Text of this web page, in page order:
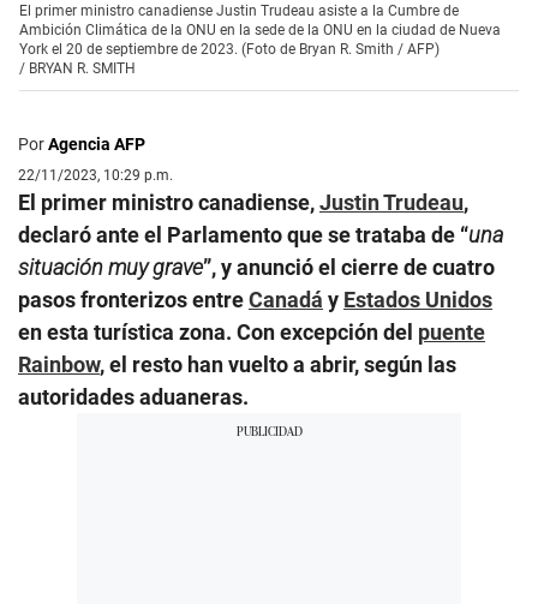
El primer ministro canadiense Justin Trudeau asiste a la Cumbre de
Ambición Climática de la ONU en la sede de la ONU en la ciudad de Nueva
York el 20 de septiembre de 2023. (Foto de Bryan R. Smith / AFP)
/ BRYAN R. SMITH
PorAgencia AFP
22/11/2023, 10:29 p.m.
El primer ministro canadiense,Justin Trudeau,
declaró ante el Parlamento que se trataba de “una
situación muy grave”, y anunció el cierre de cuatro
pasos fronterizos entreCanadá y Estados Unidos
en esta turística zona. Con excepción del puente
Rainbow, el resto han vuelto a abrir, según las
autoridades aduaneras.